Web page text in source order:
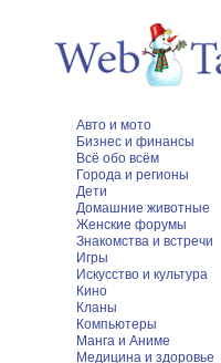
Авто и мото
Бизнес и финансы
Всё обо всём
Города и регионы
Дети
Домашние животные
Женские форумы
Знакомства и встречи
Игры
Искусство и культура
Кино
Кланы
Компьютеры
Манга и Аниме
Медицина и здоровье